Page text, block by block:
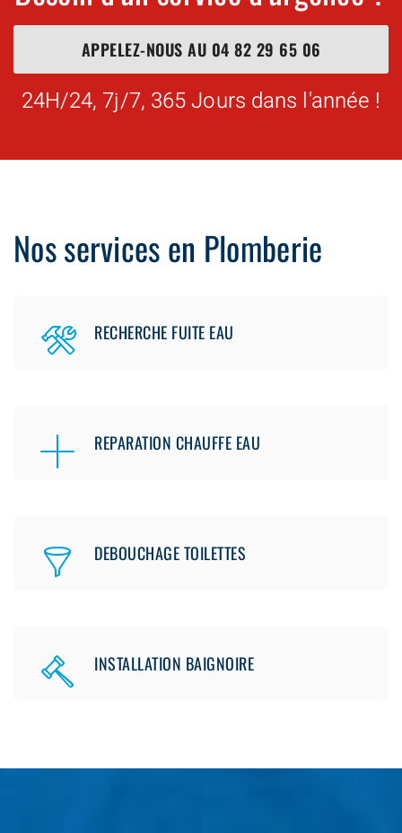
APPELEZ-NOUS AU 04 82 29 65 06
24H/24, 7j/7, 365 Jours dans l'année !
Nos services en Plomberie
RECHERCHE FUITE EAU
REPARATION CHAUFFE EAU
DEBOUCHAGE TOILETTES
INSTALLATION BAIGNOIRE